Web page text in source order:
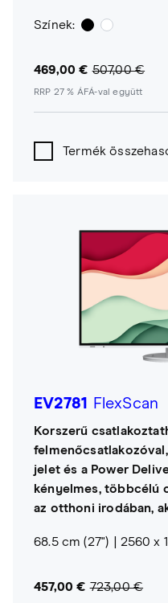
Színek:
469,00 € 507,00 €
RRP 27 % ÁFÁ-val együtt
Termék
EV2781 FlexScan
Korszerű
jelet és a Power
kényelmes, többcélú
az otthoni irodában,
68.5 cm (27") 2560 x
457,00 € 723,00 €